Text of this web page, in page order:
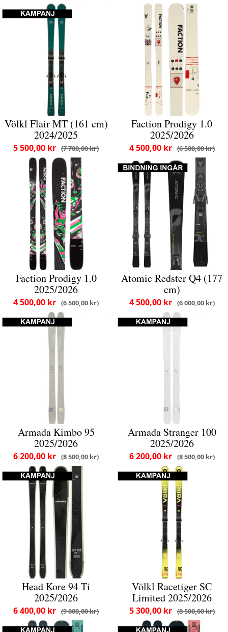
Völkl Flair MT (161 cm)
2024/2025
7 700,00 kr
5 500,00 kr
Faction Prodigy 1.0
2025/2026
6 500,00 kr
4 500,00 kr
Faction Prodigy 1.0
2025/2026
6 500,00 kr
4 500,00 kr
Atomic Redster Q4 (177
cm)
6 000,00 kr
4 500,00 kr
Armada Kimbo 95
2025/2026
8 500,00 kr
6 200,00 kr
Armada Stranger 100
2025/2026
8 500,00 kr
6 200,00 kr
Head Kore 94 Ti
2025/2026
9 000,00 kr
6 400,00 kr
Völkl Racetiger SC
Limited 2025/2026
8 500,00 kr
5 300,00 kr